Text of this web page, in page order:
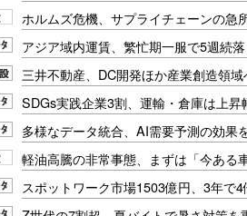
ホルムズ危機、サプライチェーンの急
アジア域内運賃、繁忙期一服で5週続落
三井不動産、DC開発ほか産業創造領
SDGs実践企業3割、運輸・倉庫は上昇
多様なデータ統合、AI需要予測の効果
軽油高騰の非常事態、まずは「今ある
スポットワーク市場1503億円、3年で4